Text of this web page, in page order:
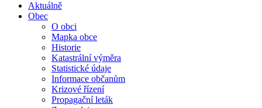
Aktuálně
Obec
O obci
Mapka obce
Historie
Katastrální výměra
Statistické údaje
Informace občanům
Krizové řízení
Propagační leták